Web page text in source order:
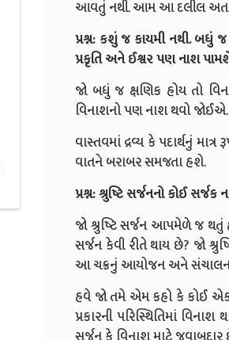
આવતું નથી. આમ આ દલીલ
પ્રશ્ન: કશું જ કાયમી નથી. બધું
પ્રકૃતિ અને ઈશ્વર પણ નાશ
જો બધું જ ક્ષણિક હોય તો
વિનાશનો પણ નાશ થવો જોઈએ.
વાસ્તવમાં દ્રવ્ય કે પદાર્થનું
વાતને બરાબર સમજતા હશે.
પ્રશ્ન: શ્રુષ્ટિ સર્જનનો કોઈ
જો શ્રુષ્ટિ સર્જન આપમેળે જ થતું
સર્જન કેવી રીતે થાય છે? જો
આ ચક્રનું આયોજન અને સંચાલન
હવે જો તમે એમ કહો કે કોઈ એક
પ્રકારની પરિસ્થિતિમાં